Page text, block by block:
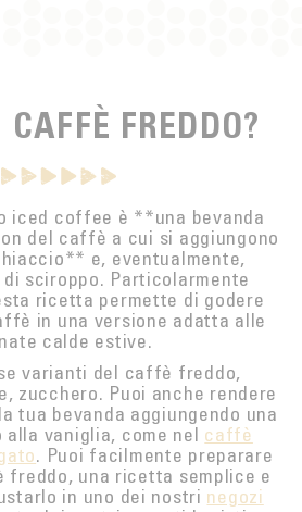
FREDDO?
iced coffee è **una bevanda
del caffè a cui si aggiungono
e, eventualmente,
sciroppo. Particolarmente
ricetta permette di godere
in una versione adatta alle
calde estive.
varianti del caffè freddo,
zucchero. Puoi anche rendere
tua bevanda aggiungendo una
vaniglia, come nel caffè
. Puoi facilmente preparare
una ricetta semplice e
in uno dei nostri negozi